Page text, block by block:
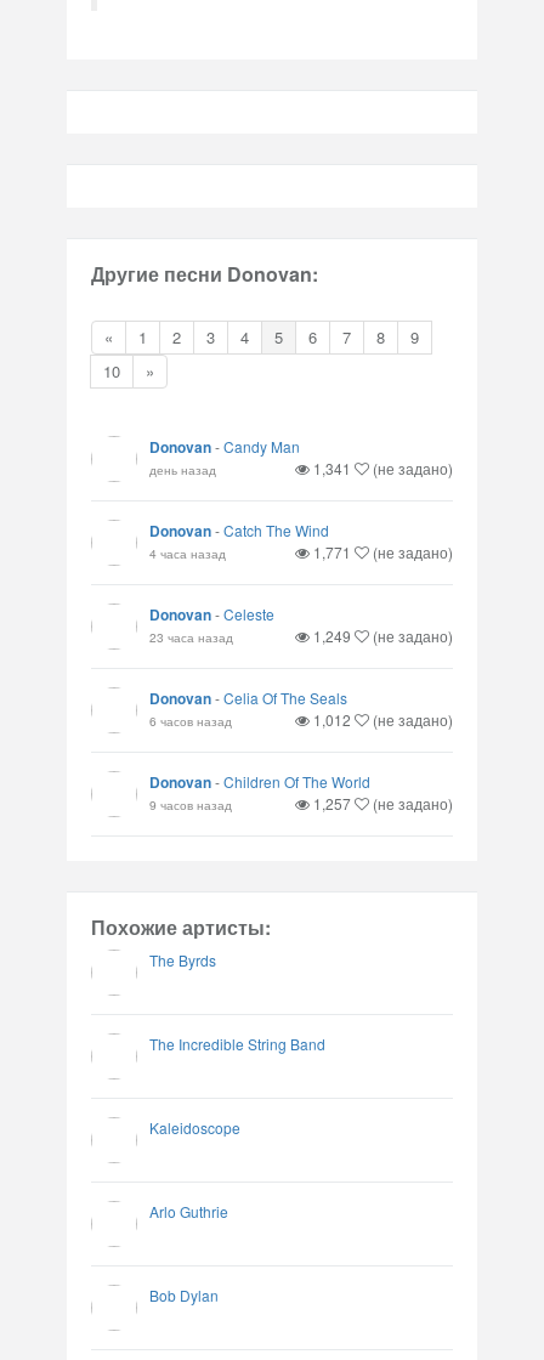
Другие песни Donovan:
« 1 2 3 4 5 6 7 8
9
10
»
Donovan-Candy Man
день назад 1,341 (не задано)
Donovan-Catch The Wind
4 часа назад 1,771 (не задано)
Donovan-Celeste
23 часа назад 1,249 (не задано)
Donovan-Celia Of The Seals
6 часов назад 1,012 (не задано)
Donovan-Children Of The World
9 часов назад 1,257 (не задано)
Похожие артисты:
The Byrds
The Incredible String Band
Kaleidoscope
Arlo Guthrie
Bob Dylan